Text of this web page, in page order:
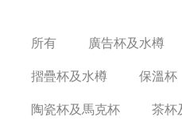
所有 廣告杯及水樽
摺疊杯及水樽
保溫杯
陶瓷杯及馬克杯
茶杯